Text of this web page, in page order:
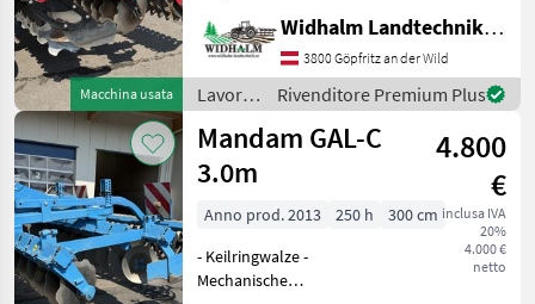
Macchina usata
Sämaschinen -
Seitenbegrezungsbleche
klappbar -
Zahnpackerwalze -
Beleuchtung - Mechanische
Tiefenverstell
Widhalm Landtechnik GmbH
3800 Göpfritz an der Wild
Lavorazione
terreno
/ Stekro
Rivenditore Premium Plus
Mandam GAL-C
3.0m
4.800
€
inclusa IVA
20%
4.000 €
netto
Anno prod. 2013 250 h
300 cm
- Keilringwalze -
Mechanische